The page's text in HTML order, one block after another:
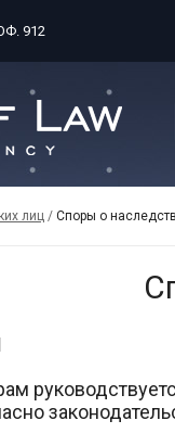
912
лиц / Споры о